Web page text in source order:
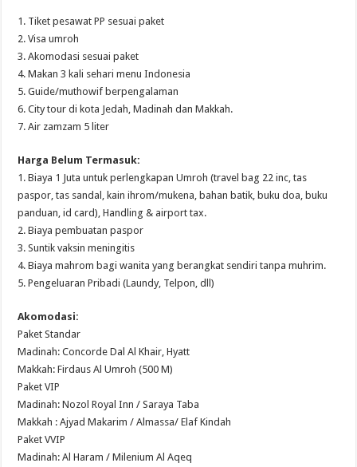
1. Tiket pesawat PP sesuai paket
2. Visa umroh
3. Akomodasi sesuai paket
4. Makan 3 kali sehari menu Indonesia
5. Guide/muthowif berpengalaman
6. City tour di kota Jedah, Madinah dan Makkah.
7. Air zamzam 5 liter
Harga Belum Termasuk:
1. Biaya 1 Juta untuk perlengkapan Umroh (travel bag 22 inc, tas
paspor, tas sandal, kain ihrom/mukena, bahan batik, buku doa, buku
panduan, id card), Handling & airport tax.
2. Biaya pembuatan paspor
3. Suntik vaksin meningitis
4. Biaya mahrom bagi wanita yang berangkat sendiri tanpa muhrim.
5. Pengeluaran Pribadi (Laundy, Telpon, dll)
Akomodasi:
Paket Standar
Madinah: Concorde Dal Al Khair, Hyatt
Makkah: Firdaus Al Umroh (500 M)
Paket VIP
Madinah: Nozol Royal Inn / Saraya Taba
Makkah : Ajyad Makarim / Almassa/ Elaf Kindah
Paket VVIP
Madinah: Al Haram / Milenium Al Aqeq